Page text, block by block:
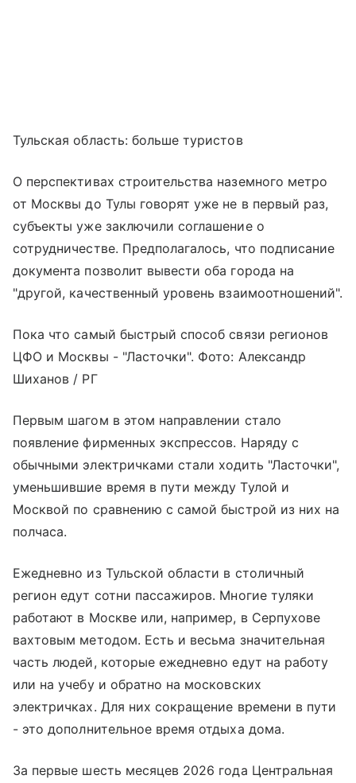
Тульская область: больше туристов
О перспективах строительства наземного метро
от Москвы до Тулы говорят уже не в первый раз,
субъекты уже заключили соглашение о
сотрудничестве. Предполагалось, что подписание
документа позволит вывести оба города на
"другой, качественный уровень взаимоотношений".
Пока что самый быстрый способ связи регионов
ЦФО и Москвы - "Ласточки". Фото: Александр
Шиханов / РГ
Первым шагом в этом направлении стало
появление фирменных экспрессов. Наряду с
обычными электричками стали ходить "Ласточки",
уменьшившие время в пути между Тулой и
Москвой по сравнению с самой быстрой из них на
полчаса.
Ежедневно из Тульской области в столичный
регион едут сотни пассажиров. Многие туляки
работают в Москве или, например, в Серпухове
вахтовым методом. Есть и весьма значительная
часть людей, которые ежедневно едут на работу
или на учебу и обратно на московских
электричках. Для них сокращение времени в пути
- это дополнительное время отдыха дома.
За первые шесть месяцев 2026 года Центральная